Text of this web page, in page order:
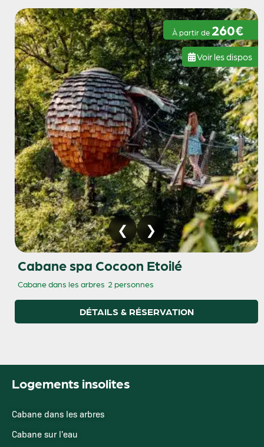
À partir de 260€
Voir les dispos
Cabane spa Cocoon Etoilé
Cabane dans les arbres 2 personnes
DÉTAILS & RÉSERVATION
Logements insolites
Cabane dans les arbres
Cabane sur l'eau